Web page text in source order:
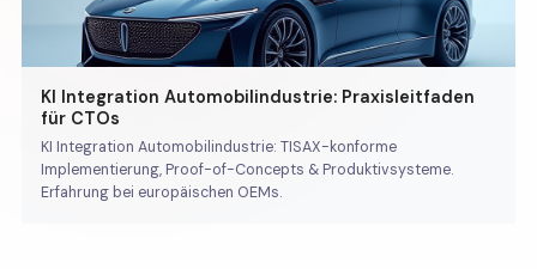
KI Integration Automobilindustrie: Praxisleitfaden
für CTOs
KI Integration Automobilindustrie: TISAX-konforme
Implementierung, Proof-of-Concepts & Produktivsysteme.
Erfahrung bei europäischen OEMs.